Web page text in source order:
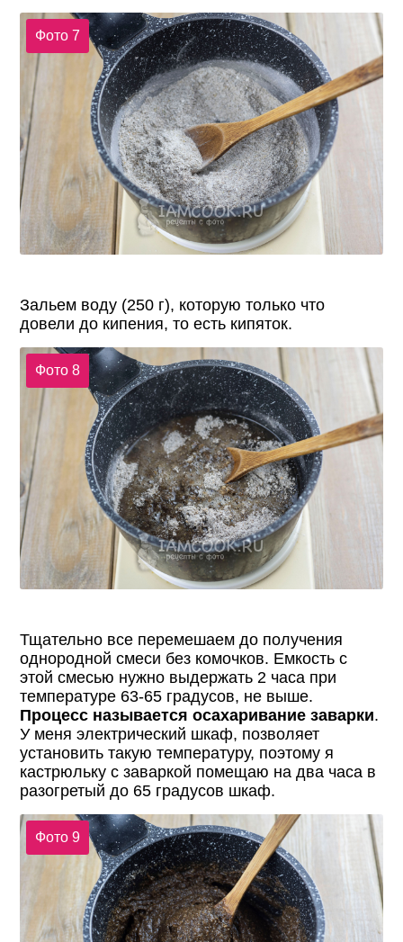
Фото 7
Зальем воду (250 г), которую только что
довели до кипения, то есть кипяток.
Фото 8
Тщательно все перемешаем до получения
однородной смеси без комочков. Емкость с
этой смесью нужно выдержать 2 часа при
температуре 63-65 градусов, не выше.
Процесс называется осахаривание заварки.
У меня электрический шкаф, позволяет
установить такую температуру, поэтому я
кастрюльку с заваркой помещаю на два часа в
разогретый до 65 градусов шкаф.
Фото 9